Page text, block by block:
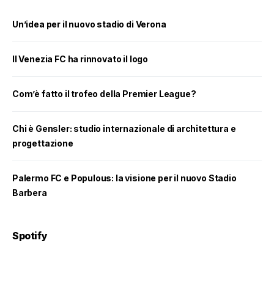
Un’idea per il nuovo stadio di Verona
Il Venezia FC ha rinnovato il logo
Com’è fatto il trofeo della Premier League?
Chi è Gensler: studio internazionale di architettura e
progettazione
Palermo FC e Populous: la visione per il nuovo Stadio
Barbera
Spotify